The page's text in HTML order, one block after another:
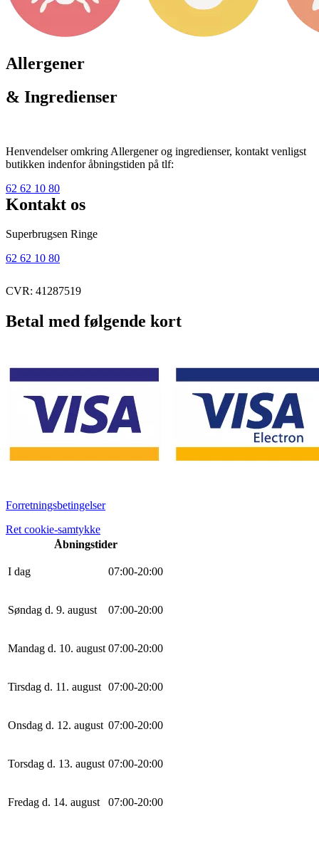
Allergener
& Ingredienser
Henvendelser omkring Allergener og ingredienser, kontakt venligst
butikken indenfor åbningstiden på tlf:
62 62 10 80
Kontakt os
Superbrugsen Ringe
62 62 10 80
CVR: 41287519
Betal med følgende kort
Forretningsbetingelser
Ret cookie-samtykke
Åbningstider
I dag 07:00-20:00
Søndag d. 9. august 07:00-20:00
Mandag d. 10. august 07:00-20:00
Tirsdag d. 11. august 07:00-20:00
Onsdag d. 12. august 07:00-20:00
Torsdag d. 13. august 07:00-20:00
Fredag d. 14. august 07:00-20:00